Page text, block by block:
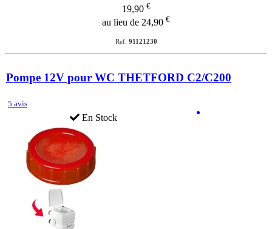
19,90 €
au lieu de 24,90 €
Ref. 91121230
Pompe 12V pour WC THETFORD C2/C200
5 avis
En Stock